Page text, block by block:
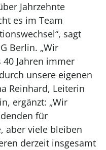
Jahrzehnte
es im Team
sagt
Berlin. „Wir
Jahren immer
unsere eigenen
Reinhard, Leiterin
ergänzt: „Wir
für
aber viele bleiben
derzeit insgesamt